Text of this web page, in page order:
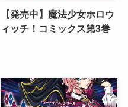
【発売中】魔法少女ホロウ
ィッチ！コミックス第3巻